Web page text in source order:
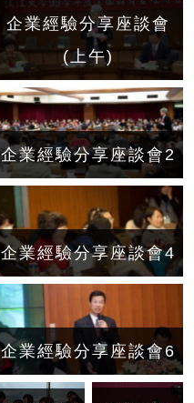
企業經驗分享座談會
(上午)
企業經驗分享座談會2
企業經驗分享座談會4
企業經驗分享座談會6